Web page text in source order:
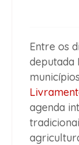
Entre os
deputada
agenda